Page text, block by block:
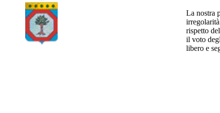
La nostra
rispetto
il voto
libero e